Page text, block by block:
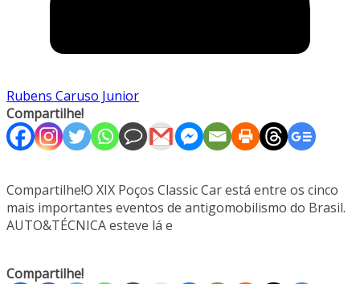
Rubens Caruso Junior
Compartilhe!
Compartilhe!O XIX Poços Classic Car está entre os cinco
mais importantes eventos de antigomobilismo do Brasil.
AUTO&TÉCNICA esteve lá e
Compartilhe!